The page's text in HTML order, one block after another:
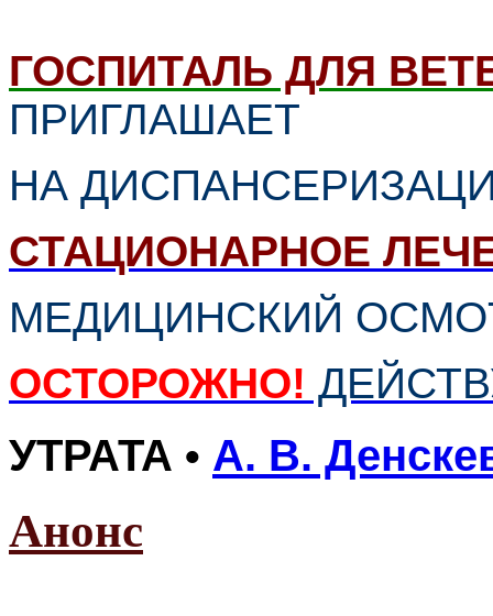
ГОСПИТАЛЬ ДЛЯ
ПРИГЛАШАЕТ
НА
СТАЦИОНАРНОЕ
МЕДИЦИНСКИЙ
ОСТОРОЖНО!
УТРАТА • А. В.
Анонс